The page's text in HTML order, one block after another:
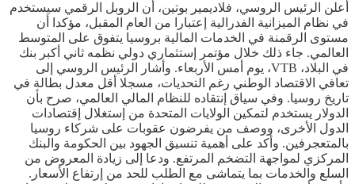
أعلن الرئيس الروسي، فلاديمير بوتين، أن الروبل الرقمي سيستخدم
في نظام الميزانية الفدرالية إعتبارا من العام المقبل، مؤكدا أن
مستوى الرقمنة في الخدمات المالية بروسيا يتفوق على المتوسط
العالمي. جاء ذلك خلال مؤتمر إستثماري دولي نظمه ثاني أكبر بنك
في البلاد، VTB، يوم أمس الأربعاء. وأشار الرئيس الروسي إلى
تعافي الاقتصاد الوطني رغم التحديات، مسجلا أقل معدل بطالة في
تاريخ روسيا. وفي سياق إنتقاده للنظام المالي العالمي، صرح بأن
الدولار يستخدم لتمكين الولايات المتحدة من إستغلال إقتصادات
الدول الأخرى، ووصف من يفرضون عقوبات على شركاء روسيا
بالمتعجرفين. وأكد على أهمية تنسيق الجهود بين الحكومة والبنك
المركزي لمواجهة التضخم المرتفع. ودعا إلى زيادة المعروض من
السلع والخدمات بما يتماشى مع الطلب للحد من إرتفاع الأسعار.